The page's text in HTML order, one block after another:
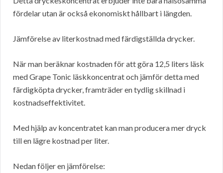
fördelar utan är också ekonomiskt hållbart i längden.
Jämförelse av literkostnad med färdigställda drycker.
När man beräknar kostnaden för att göra 12,5 liters läsk
med Grape Tonic läskkoncentrat och jämför detta med
färdigköpta drycker, framträder en tydlig skillnad i
kostnadseffektivitet.
Med hjälp av koncentratet kan man producera mer dryck
till en lägre kostnad per liter.
Nedan följer en jämförelse: